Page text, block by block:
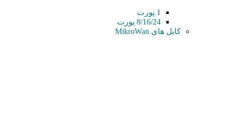
1 پورت
8/16/24 پورت
کابل های MikroWan